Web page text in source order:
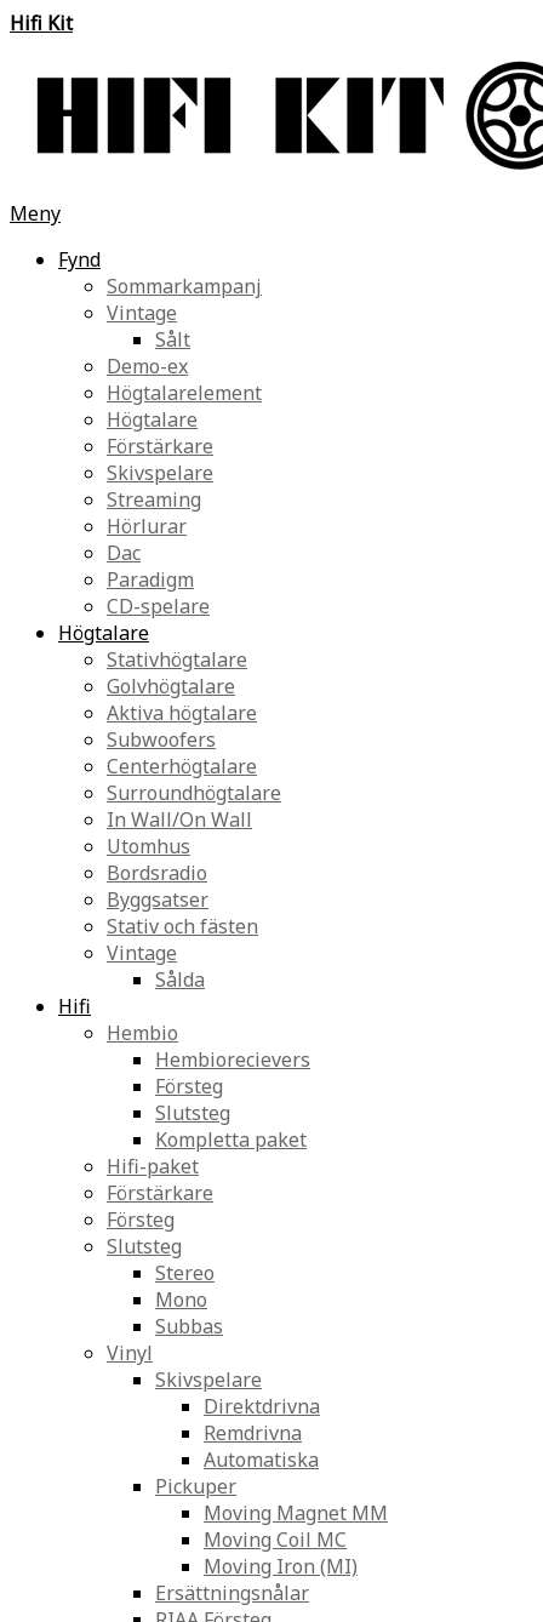
Hifi Kit
Meny
Fynd
Sommarkampanj
Vintage
Sålt
Demo-ex
Högtalarelement
Högtalare
Förstärkare
Skivspelare
Streaming
Hörlurar
Dac
Paradigm
CD-spelare
Högtalare
Stativhögtalare
Golvhögtalare
Aktiva högtalare
Subwoofers
Centerhögtalare
Surroundhögtalare
In Wall/On Wall
Utomhus
Bordsradio
Byggsatser
Stativ och fästen
Vintage
Sålda
Hifi
Hembio
Hembiorecievers
Försteg
Slutsteg
Kompletta paket
Hifi-paket
Förstärkare
Försteg
Slutsteg
Stereo
Mono
Subbas
Vinyl
Skivspelare
Direktdrivna
Remdrivna
Automatiska
Pickuper
Moving Magnet MM
Moving Coil MC
Moving Iron (MI)
Ersättningsnålar